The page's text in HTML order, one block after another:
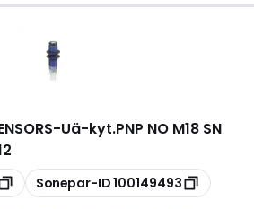
-Uä-kyt.PNP NO M18 SN
Kopioi
Sonepar-ID100149493